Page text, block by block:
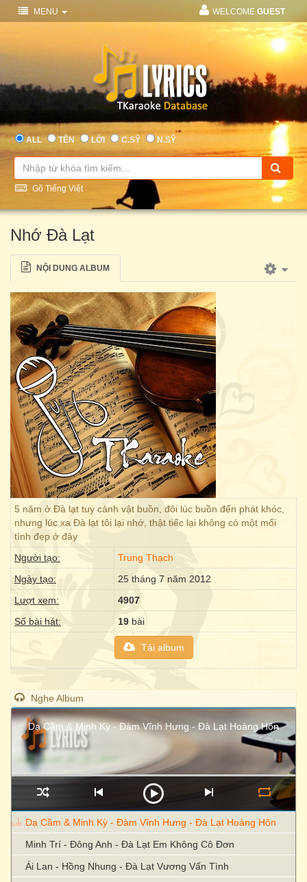
MENU WELCOME GUEST
ALL TÊN LỜI C.SỸ N.SỸ
Gõ Tiếng Việt
Nhớ Đà Lạt
NỘI DUNG ALBUM
5 năm ở Đà lạt tuy cảnh vật buồn, đôi lúc buồn đến phát khóc,
nhưng lúc xa Đà lạt tôi lại nhớ, thật tiếc lại không có một mối
tình đẹp ở đây
Người tạo:
Trung Thạch
Ngày tạo:
25 tháng 7 năm 2012
Lượt xem:
4907
Số bài hát:
19 bài
Tải album
Nghe Album
Dạ Cầm & Minh Kỳ - Đàm Vĩnh Hưng - Đà Lạt Hoàng Hôn
Dạ Cầm & Minh Kỳ - Đàm Vĩnh Hưng - Đà Lạt Hoàng Hôn
Minh Trí - Đông Anh - Đà Lạt Em Không Cô Đơn
Ái Lan - Hồng Nhung - Đà Lạt Vương Vấn Tình